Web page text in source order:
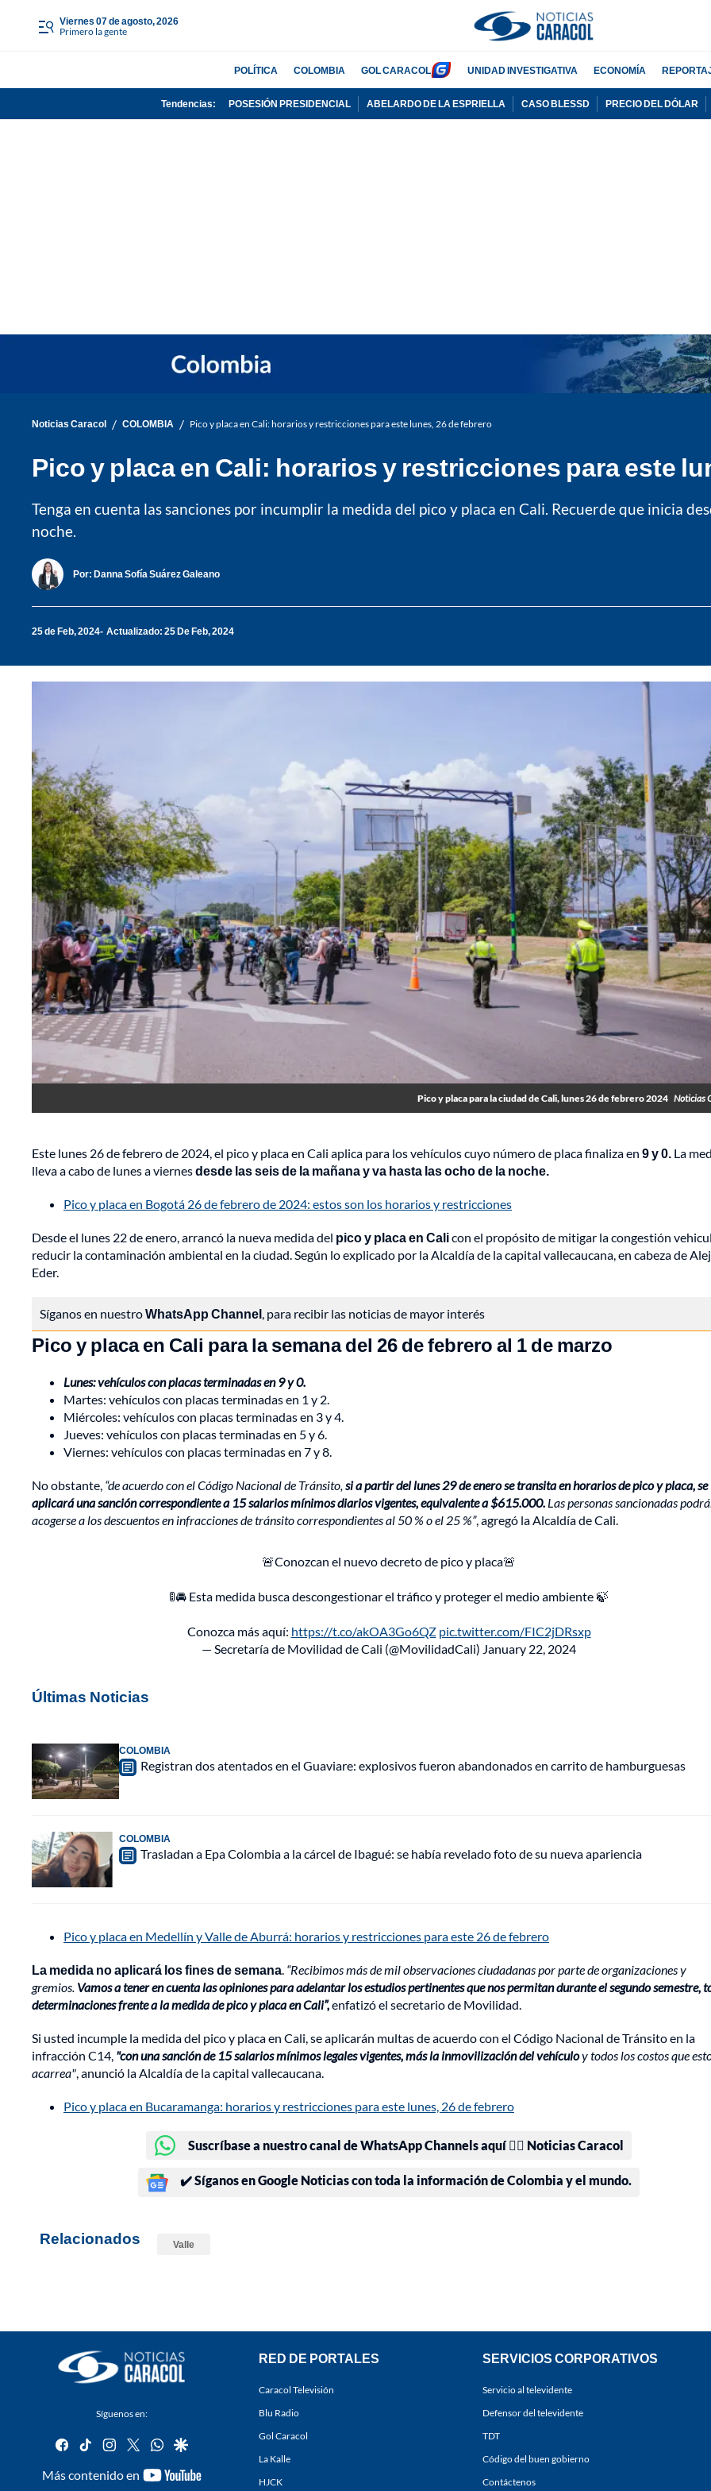
viernes 07 de agosto, 2026
Primero la gente
POLÍTICA COLOMBIA GOL CARACOL UNIDAD INVESTIGATIVA ECONOMÍA
Tendencias: POSESIÓN PRESIDENCIAL ABELARDO DE LA ESPRIELLA CASO BLESSD PRECIO DEL DÓLAR
Noticias Caracol / COLOMBIA / Pico y placa en Cali: horarios y restricciones para este lunes, 26 de febrero
Pico y placa en Cali: horarios y restricciones para este
Tenga en cuenta las sanciones por incumplir la medida del pico y placa en Cali. Recuerde que inicia
noche.
Por: Danna Sofía Suárez Galeano
25 de Feb, 2024 Actualizado: 25 De Feb, 2024
Pico y placa para la ciudad de Cali, lunes 26 de febrero 2024 Noticias
Este lunes 26 de febrero de 2024, el pico y placa en Cali aplica para los vehículos cuyo número de placa finaliza en 9 y 0. La
lleva a cabo de lunes a viernesdesde las seis de la mañana y va hasta las ocho de la noche.
Pico y placa en Bogotá 26 de febrero de 2024: estos son los horarios y restricciones
Desde el lunes 22 de enero, arrancó la nueva medida del pico y placa en Calicon el propósito de mitigar la congestión
reducir la contaminación ambiental en la ciudad. Según lo explicado por la Alcaldía de la capital vallecaucana, en cabeza de
Eder.
Síganos en nuestroWhatsApp Channel, para recibir las noticias de mayor interés
Pico y placa en Cali para la semana del 26 de febrero al 1 de marzo
Lunes: vehículos con placas terminadas en 9 y 0.
Martes: vehículos con placas terminadas en 1 y 2.
Miércoles: vehículos con placas terminadas en 3 y 4.
Jueves: vehículos con placas terminadas en 5 y 6.
Viernes: vehículos con placas terminadas en 7 y 8.
No obstante, “de acuerdo con el Código Nacional de Tránsito,si a partir del lunes 29 de enero se transita en horarios de pico y placa, se
aplicará una sanción correspondiente a 15 salarios mínimos diarios vigentes, equivalente a $615.000. Las personas sancionadas
acogerse a los descuentos en infracciones de tránsito correspondientes al 50 % o el 25 %”, agregó la Alcaldía de Cali.
🚨Conozcan el nuevo decreto de pico y placa🚨
🚦🚘 Esta medida busca descongestionar el tráfico y proteger el medio ambiente 🍃
Conozca más aquí: https://t.co/akOA3Go6QZ pic.twitter.com/FIC2jDRsxp
— Secretaría de Movilidad de Cali (@MovilidadCali) January 22, 2024
Últimas Noticias
COLOMBIA
Registran dos atentados en el Guaviare: explosivos fueron abandonados en carrito de hamburguesas
COLOMBIA
Trasladan a Epa Colombia a la cárcel de Ibagué: se había revelado foto de su nueva apariencia
Pico y placa en Medellín y Valle de Aburrá: horarios y restricciones para este 26 de febrero
La medida no aplicará los fines de semana. “Recibimos más de mil observaciones ciudadanas por parte de organizaciones y
gremios. Vamos a tener en cuenta las opiniones para adelantar los estudios pertinentes que nos permitan durante el segundo semestre,
determinaciones frente a la medida de pico y placa en Cali”,enfatizó el secretario de Movilidad.
Si usted incumple la medida del pico y placa en Cali, se aplicarán multas de acuerdo con el Código Nacional de Tránsito en la
infracción C14, "con una sanción de 15 salarios mínimos legales vigentes, más la inmovilización del vehículoy todos los costos que
acarrea", anunció la Alcaldía de la capital vallecaucana.
Pico y placa en Bucaramanga: horarios y restricciones para este lunes, 26 de febrero
Suscríbase a nuestro canal de WhatsApp Channels aquí 👉🏻 Noticias Caracol
✔️ Síganos en Google Noticias con toda la información de Colombia y el mundo.
Relacionados Valle
Síguenos en:
facebook
tiktok instagram
twitterwhatsapp
google
Más contenido en
youtube-
RED DE PORTALES
Caracol Televisión
Blu Radio
Gol Caracol
La Kalle
HJCK
SERVICIOS CORPORATIVOS
Servicio al televidente
Defensor del televidente
TDT
Código del buen gobierno
Contáctenos